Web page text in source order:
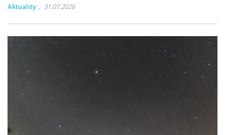
Aktuality 31.07.2026